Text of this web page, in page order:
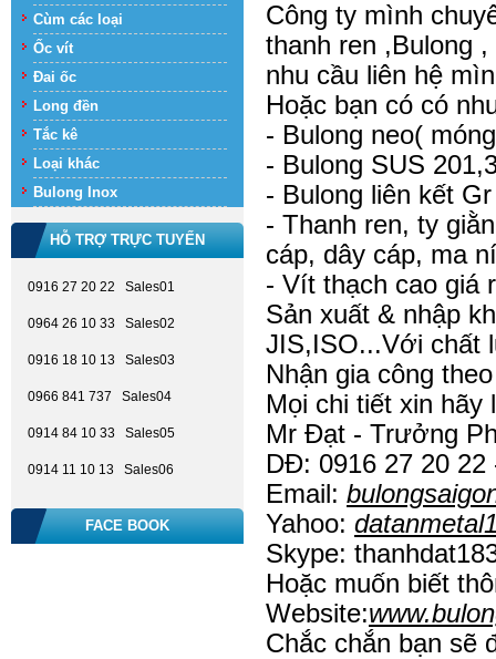
Cùm các loại
Ốc vít
Đai ốc
Long đền
Tắc kê
Loại khác
Bulong Inox
HỖ TRỢ TRỰC TUYẾN
0916 27 20 22 Sales01
0964 26 10 33 Sales02
0916 18 10 13 Sales03
0966 841 737 Sales04
0914 84 10 33 Sales05
0914 11 10 13 Sales06
FACE BOOK
Công ty mình
thanh ren ,Bulong
nhu cầu liên hệ
Hoặc bạn có có
- Bulong neo(
- Bulong SUS
- Bulong liên kết
- Thanh ren, ty
cáp, dây cáp, ma
- Vít thạch cao giá
Sản xuất & nhập
JIS,ISO...Với chất
Nhận gia công
Mọi chi tiết xin hãy
Mr Đạt - Trưởng
DĐ: 0916 27 20 22
Email:
Yahoo:
Skype:
Hoặc muốn biết
Website:
Chắc chắn bạn sẽ